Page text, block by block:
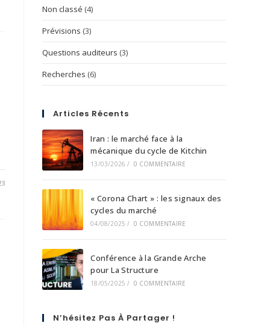
Non classé (4)
Prévisions (3)
Questions auditeurs (3)
Recherches (6)
Articles Récents
Iran : le marché face à la
mécanique du cycle de Kitchin
13/03/2026 / 0 COMMENTAIRE
« Corona Chart » : les signaux des
cycles du marché
04/08/2025 / 0 COMMENTAIRE
Conférence à la Grande Arche
pour La Structure
18/05/2025 / 0 COMMENTAIRE
N’hésitez Pas À Partager !